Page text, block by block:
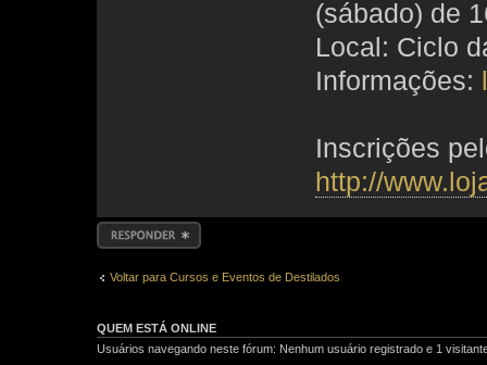
(sábado) de
Local: Ciclo
Informações:
Inscrições
http://
Responder
Voltar para Cursos e Eventos de Destilados
QUEM ESTÁ ONLINE
Usuários navegando neste fórum: Nenhum usuário registrado e 1